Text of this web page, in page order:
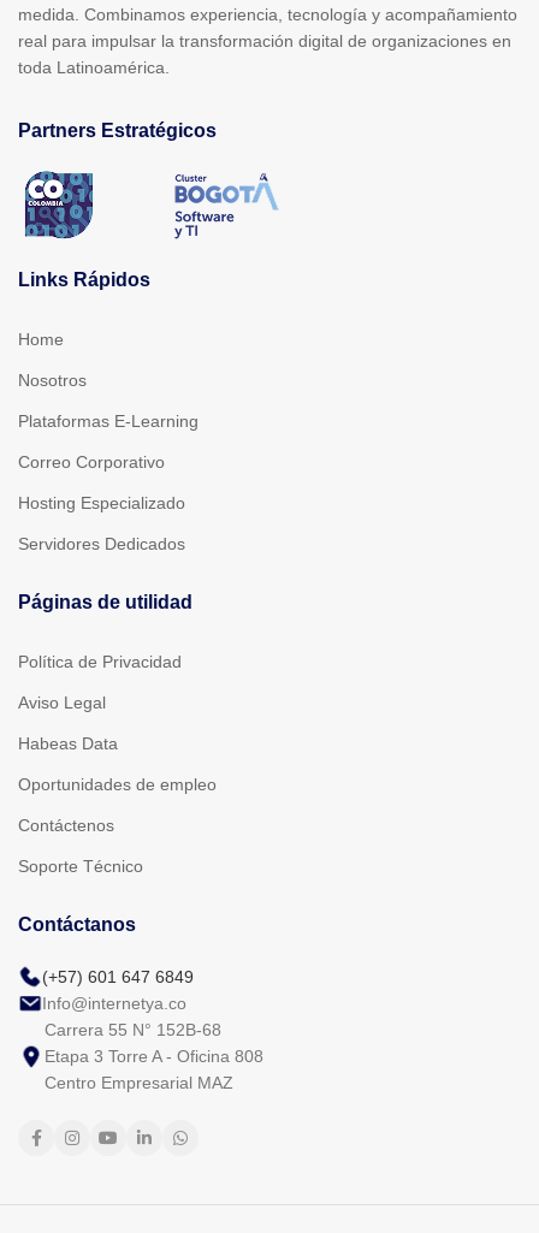
medida. Combinamos experiencia, tecnología y acompañamiento
real para impulsar la transformación digital de organizaciones en
toda Latinoamérica.
Partners Estratégicos
Links Rápidos
Home
Nosotros
Plataformas E-Learning
Correo Corporativo
Hosting Especializado
Servidores Dedicados
Páginas de utilidad
Política de Privacidad
Aviso Legal
Habeas Data
Oportunidades de empleo
Contáctenos
Soporte Técnico
Contáctanos
(+57) 601 647 6849
Info@internetya.co
Carrera 55 N° 152B-68
Etapa 3 Torre A - Oficina 808
Centro Empresarial MAZ